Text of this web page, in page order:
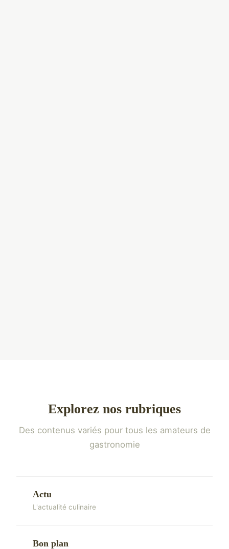
Explorez nos rubriques
Des contenus variés pour tous les amateurs de
gastronomie
Actu
L'actualité culinaire
Bon plan